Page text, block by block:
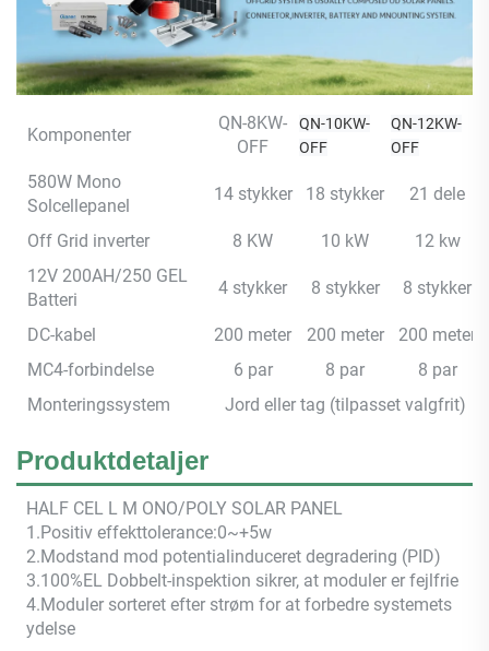
Komponenter
QN-8KW-
OFF
QN-10KW-
OFF
QN-12KW-
OFF
580W Mono
Solcellepanel
14 stykker 18 stykker 21 dele
Off Grid inverter 8 KW 10 kW
12 kw
12V 200AH/250 GEL
Batteri
4 stykker 8 stykker 8 stykker
DC-kabel 200 meter 200 meter
200 meter
MC4-forbindelse
6 par 8 par
8 par
Monteringssystem
Jord eller tag (tilpasset valgfrit)
Produktdetaljer
HALF CEL L M ONO/POLY SOLAR PANEL
1.Positiv effekttolerance:0~+5w
2.Modstand mod potentialinduceret degradering (PID)
3.100%EL Dobbelt-inspektion sikrer, at moduler er fejlfrie
4.Moduler sorteret efter strøm for at forbedre systemets
ydelse